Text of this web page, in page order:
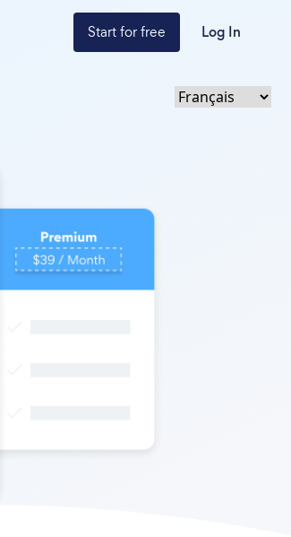
Start for free Log In